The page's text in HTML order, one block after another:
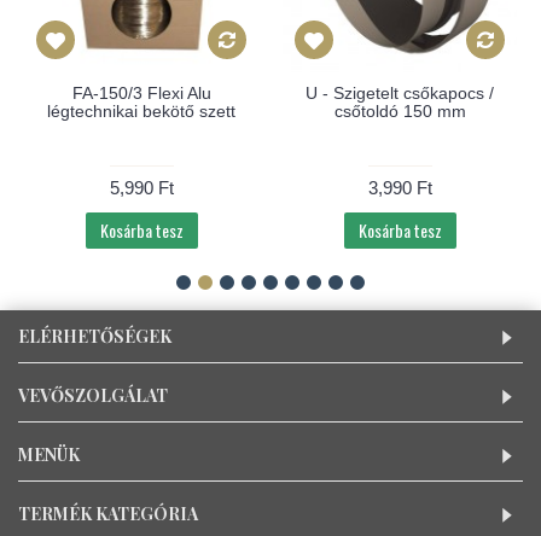
FA-150/3 Flexi Alu
légtechnikai bekötő szett
5,990 Ft
Kosárba tesz
U - Szigetelt csőkapocs /
csőtoldó 150 mm
3,990 Ft
Kosárba tesz
ELÉRHETŐSÉGEK
VEVŐSZOLGÁLAT
MENÜK
TERMÉK KATEGÓRIA